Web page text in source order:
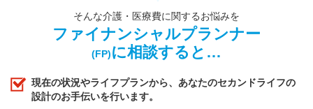
そんな介護・医療費に関するお悩みを
ファイナンシャルプランナー
(FP)に相談すると…
現在の状況やライフプランから、あなたのセカンドライフの
設計のお手伝いを行います。